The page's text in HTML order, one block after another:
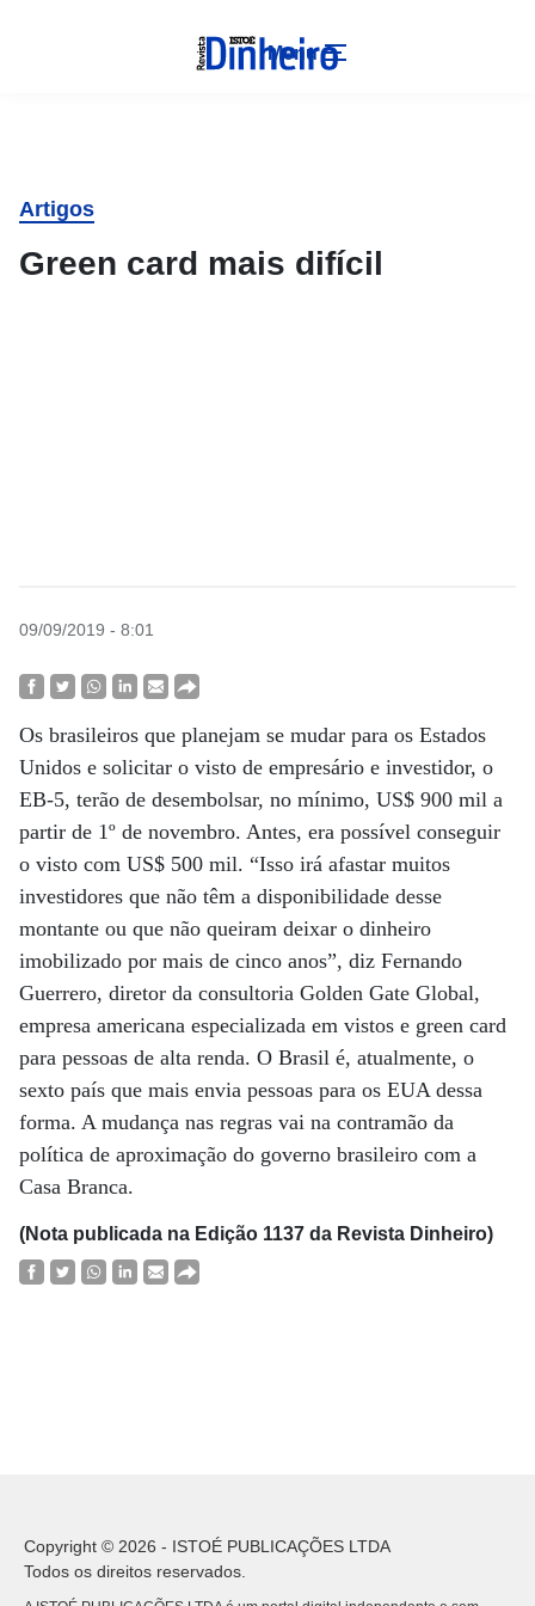
Menu
Artigos
Green card mais difícil
09/09/2019 - 8:01
Os brasileiros que planejam se mudar para os Estados
Unidos e solicitar o visto de empresário e investidor, o
EB-5, terão de desembolsar, no mínimo, US$ 900 mil a
partir de 1º de novembro. Antes, era possível conseguir
o visto com US$ 500 mil. “Isso irá afastar muitos
investidores que não têm a disponibilidade desse
montante ou que não queiram deixar o dinheiro
imobilizado por mais de cinco anos”, diz Fernando
Guerrero, diretor da consultoria Golden Gate Global,
empresa americana especializada em vistos e green card
para pessoas de alta renda. O Brasil é, atualmente, o
sexto país que mais envia pessoas para os EUA dessa
forma. A mudança nas regras vai na contramão da
política de aproximação do governo brasileiro com a
Casa Branca.
(Nota publicada na Edição 1137 da Revista Dinheiro)
Copyright © 2026 - ISTOÉ PUBLICAÇÕES LTDA
Todos os direitos reservados.